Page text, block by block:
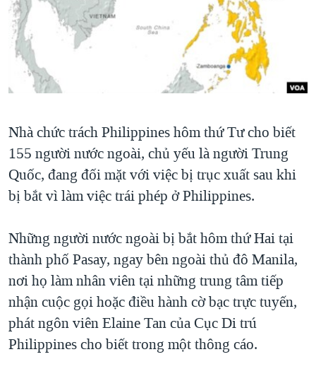
"Tìm"NGƯỜI VIỆT HẢI NGOẠI
ĐỜI SỐNG
KINH TẾ
KHOA HỌC
THỂ THAO
GIÁO DỤC
TẠI
HÀNH TRÌNH BẦU CỬ 2024
MỘT NĂM CHIẾN TRANH TẠI DẢI GAZA
GIẢI MÃ VÀNH ĐAI & CON ĐƯỜNG
TRỊNH VĨNH BÌNH - NGƯỜI HẠ 'BÊN THẮNG CUỘC'
GROUND ZERO – XƯA VÀ NAY
CHI PHÍ CHIẾN TRANH AFGHANISTAN
CÁC GIÁ TRỊ CỘNG HÒA Ở VIỆT NAM
THƯỢNG ĐỈNH TRUMP-KIM TẠI VIỆT NAM
TRỊNH VĨNH BÌNH VS. CHÍNH PHỦ VIỆT NAM
NGƯ DÂN VIỆT VÀ LÀN SÓNG TRỘM HẢI SÂM
BÊN KIA QUỐC LỘ: TIẾNG VỌNG TỪ NÔNG THÔN MỸ
QUAN HỆ VIỆT MỸ
VIDEO
NGHE
MẠNG XÃ HỘI
Ngôn ngữ khác
Nhà chức trách Philippines hôm thứ Tư cho biết
155 người nước ngoài, chủ yếu là người Trung
Quốc, đang đối mặt với việc bị trục xuất sau khi
bị bắt vì làm việc trái phép ở Philippines.
Những người nước ngoài bị bắt hôm thứ Hai tại
thành phố Pasay, ngay bên ngoài thủ đô Manila,
nơi họ làm nhân viên tại những trung tâm tiếp
nhận cuộc gọi hoặc điều hành cờ bạc trực tuyến,
phát ngôn viên Elaine Tan của Cục Di trú
Philippines cho biết trong một thông cáo.